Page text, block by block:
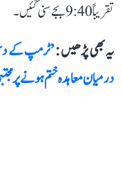
تقریباً 9:40 بجے سنی گئیں۔
یہ بھی پڑھیں :’ٹرمپ کے
درمیان معاہدہ ختم ہونے پر